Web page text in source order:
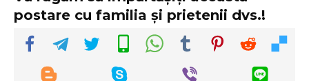
postare cu familia și prietenii dvs.!